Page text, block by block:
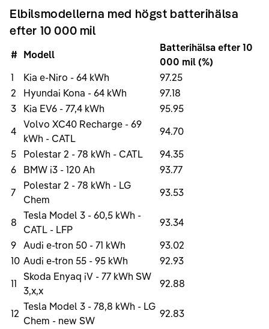
Elbilsmodellerna med högst batterihälsa
efter 10 000 mil
# Modell
Batterihälsa efter 10
000 mil (%)
1
Kia e-Niro - 64 kWh
97.25
2
Hyundai Kona - 64 kWh
97.18
3
Kia EV6 - 77,4 kWh
95.95
4
Volvo XC40 Recharge - 69
kWh - CATL
94.70
5
Polestar 2 - 78 kWh - CATL
94.35
6
BMW i3 - 120 Ah
93.77
7
Polestar 2 - 78 kWh - LG
Chem
93.53
8
Tesla Model 3 - 60,5 kWh -
CATL - LFP
93.34
9 Audi e-tron 50 - 71 kWh
93.02
10 Audi e-tron 55 - 95 kWh
92.93
11
Skoda Enyaq iV - 77 kWh SW
3,x,x
92.88
12
Tesla Model 3 - 78,8 kWh - LG
Chem - new SW
92.83